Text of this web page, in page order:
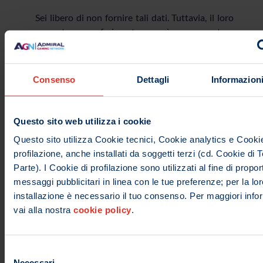
Consenso Dettagli
Questo sito web utilizza i cookie
Questo sito utilizza Cookie tecnici, Cookie analytics e
profilazione, anche installati da soggetti terzi (cd. Cookie di
Parte). I Cookie di profilazione sono utilizzati al fine di
messaggi pubblicitari in linea con le tue preferenze; per la
installazione è necessario il tuo consenso. Per maggiori
vai alla nostra cookie policy.
Sei libero di non fornire tali dati. Tuttavia, il loro
mancato conferimento può comportare
l’impossibilità di ottenere quanto da te richiesto.
Conserveremo i dati personali che ci hai fornito
contestualmente alla tua richiesta per un periodo
massimo di 12 mesi, allo spirare del quale
Secondo quanto stabilito dalle disposizioni del
GDPR, l’interessato ha il diritto di ricevere
informazioni, in qualsiasi momento, in relazione
ai dati trattati da parte di AGN in qualità di
titolare del trattamento, all’origine di tali dati, a